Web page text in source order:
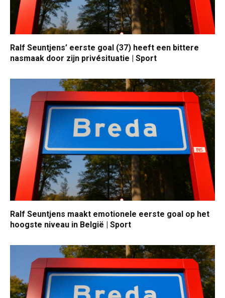
Ralf Seuntjens’ eerste goal (37) heeft een bittere
nasmaak door zijn privésituatie | Sport
Ralf Seuntjens maakt emotionele eerste goal op het
hoogste niveau in België | Sport